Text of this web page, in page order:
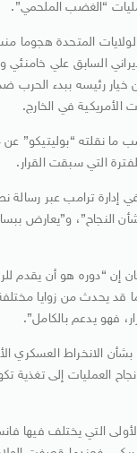
“الغضب الملحمي”.
المتحدة هجوما
السابق علي خامنئي
رئيسه ببدء الحرب ضد
الأمريكية في الخارج.
ما نقلته “بوليتيكو”
التي سبقت القرار.
إدارة ترامب عبر رسالة
النجاح”، و”يعارض
إن “دوره هو أن يقدم
قد يحدث من زوايا
فهو يدعم بالكامل”.
الانخراط العسكري
نجاح العمليات إلى تغذية
التي يختلف فيها